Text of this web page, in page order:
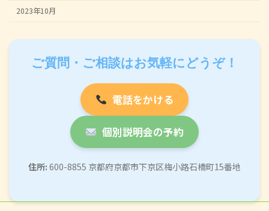
2023年10月
ご質問・ご相談はお気軽にどうぞ！
電話をかける
個別説明会の予約
住所: 600-8855 京都府京都市下京区梅小路石橋町15番地